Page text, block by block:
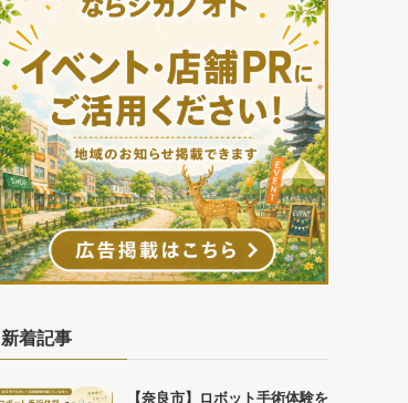
新着記事
【奈良市】ロボット手術体験を